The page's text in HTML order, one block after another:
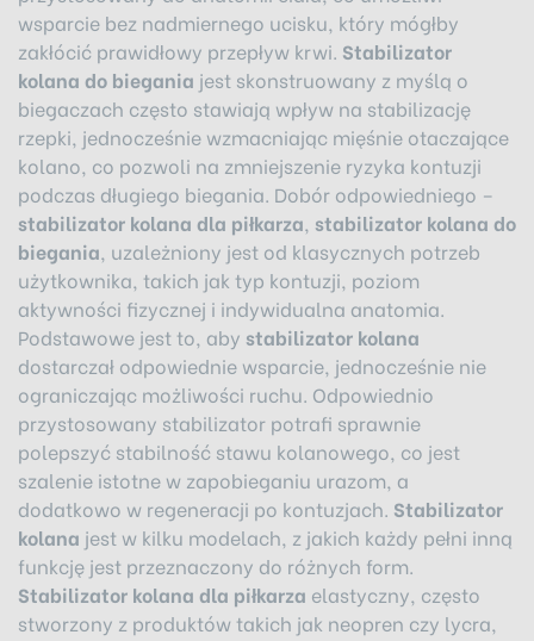
wsparcie bez nadmiernego ucisku, który mógłby
zakłócić prawidłowy przepływ krwi. Stabilizator
kolana do biegania jest skonstruowany z myślą o
biegaczach często stawiają wpływ na stabilizację
rzepki, jednocześnie wzmacniając mięśnie otaczające
kolano, co pozwoli na zmniejszenie ryzyka kontuzji
podczas długiego biegania. Dobór odpowiedniego –
stabilizator kolana dla piłkarza, stabilizator kolana do
biegania, uzależniony jest od klasycznych potrzeb
użytkownika, takich jak typ kontuzji, poziom
aktywności fizycznej i indywidualna anatomia.
Podstawowe jest to, aby stabilizator kolana
dostarczał odpowiednie wsparcie, jednocześnie nie
ograniczając możliwości ruchu. Odpowiednio
przystosowany stabilizator potrafi sprawnie
polepszyć stabilność stawu kolanowego, co jest
szalenie istotne w zapobieganiu urazom, a
dodatkowo w regeneracji po kontuzjach. Stabilizator
kolana jest w kilku modelach, z jakich każdy pełni inną
funkcję jest przeznaczony do różnych form.
Stabilizator kolana dla piłkarza elastyczny, często
stworzony z produktów takich jak neopren czy lycra,